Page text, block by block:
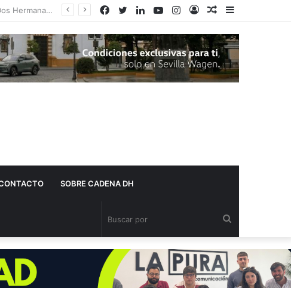
Barra
Publicación
azar
Acceso
Instagram
YouTube
LinkedIn
Twitter
Facebook
SOBRE CADENA DH
por